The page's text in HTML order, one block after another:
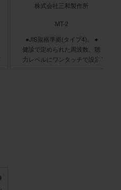
株式会社三和製作所
MT-2
●JIS規格準拠(タイプ4)。 ●
健診で定められた周波数、聴
⼒レベルにワンタッチで設定